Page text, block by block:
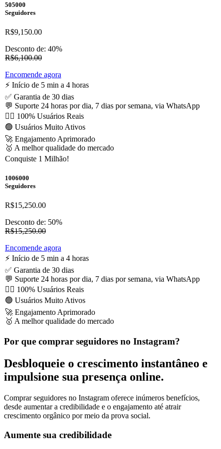
505000
Seguidores
R$9,150.00
Desconto de: 40%
R$6,100.00
Encomende agora
⚡️ Início de 5 min a 4 horas
✅ Garantia de 30 dias
💬 Suporte 24 horas por dia, 7 dias por semana, via WhatsApp
🙋‍♂️ 100% Usuários Reais
🟢 Usuários Muito Ativos
🚀 Engajamento Aprimorado
🥇 A melhor qualidade do mercado
Conquiste 1 Milhão!
1006000
Seguidores
R$15,250.00
Desconto de: 50%
R$15,250.00
Encomende agora
⚡️ Início de 5 min a 4 horas
✅ Garantia de 30 dias
💬 Suporte 24 horas por dia, 7 dias por semana, via WhatsApp
🙋‍♂️ 100% Usuários Reais
🟢 Usuários Muito Ativos
🚀 Engajamento Aprimorado
🥇 A melhor qualidade do mercado
Por que comprar seguidores no Instagram?
Desbloqueie o crescimento instantâneo e
impulsione sua presença online.
Comprar seguidores no Instagram oferece inúmeros benefícios,
desde aumentar a credibilidade e o engajamento até atrair
crescimento orgânico por meio da prova social.
Aumente sua credibilidade